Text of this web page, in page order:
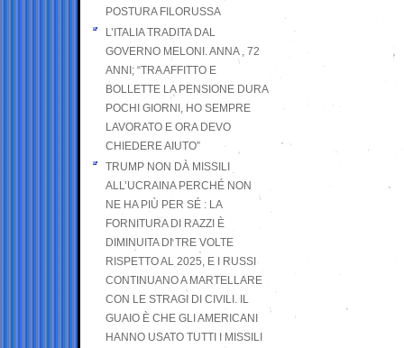
POSTURA FILORUSSA
L’ITALIA TRADITA DAL
GOVERNO MELONI. ANNA , 72
ANNI; “TRA AFFITTO E
BOLLETTE LA PENSIONE DURA
POCHI GIORNI, HO SEMPRE
LAVORATO E ORA DEVO
CHIEDERE AIUTO”
TRUMP NON DÀ MISSILI
ALL’UCRAINA PERCHÉ NON
NE HA PIÙ PER SÉ : LA
FORNITURA DI RAZZI È
DIMINUITA DI TRE VOLTE
RISPETTO AL 2025, E I RUSSI
CONTINUANO A MARTELLARE
CON LE STRAGI DI CIVILI. IL
GUAIO È CHE GLI AMERICANI
HANNO USATO TUTTI I MISSILI